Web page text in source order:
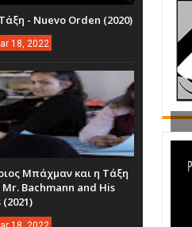
- Nuevo Orden (2020)
18, 2022
Μπάχμαν και η Τάξη
Mr. Bachmann and His
(2021)